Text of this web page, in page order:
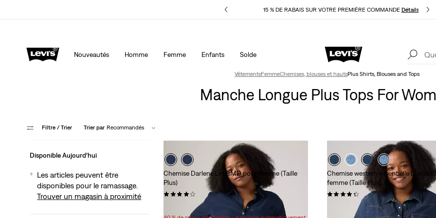
15 % DE RABAIS SUR VOTRE PREMIÈRE COMMANDE Détails
40 % DE RABAIS ADDITIONNEL SUR LES SOLDES. Appliqué
Nouveautés Homme Femme Enfants Solde40 % DE RABAIS ADDITIONNEL SUR LES SOLDES. Appliqué
automatiquement à la caisse.
Détails
VêtementsFemmeChemises, blouses et hautsPlus Shirts, Blouses and Tops
Manche Longue Plus Tops For
Filtre / Trier Trier par Recommandés
Disponible Aujourd’hui
Les articles peuvent être
disponibles pour le ramassage.
Trouver un magasin à proximité
Chemise Darlene Levi’sMD pour femme (Taille
Plus)
Price
Original
Price
64,95 $
Chemise western essentielle
femme (Taille Plus)
(35)